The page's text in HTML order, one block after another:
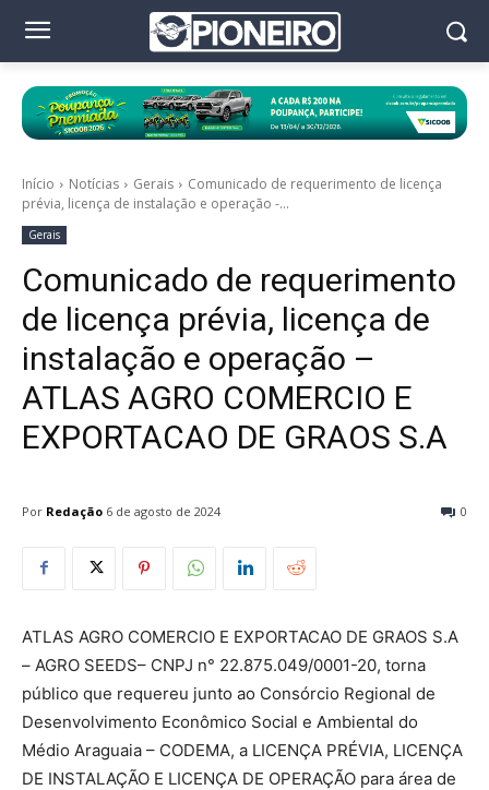
Início Notícias Gerais
Comunicado de requerimento de licença
prévia, licença de instalação e operação -...
Gerais
Comunicado de requerimento
de licença prévia, licença de
instalação e operação –
ATLAS AGRO COMERCIO E
EXPORTACAO DE GRAOS S.A
Por Redação 0
6 de agosto de 2024
ATLAS AGRO COMERCIO E EXPORTACAO DE GRAOS S.A
– AGRO SEEDS– CNPJ n° 22.875.049/0001-20, torna
público que requereu junto ao Consórcio Regional de
Desenvolvimento Econômico Social e Ambiental do
Médio Araguaia – CODEMA, a LICENÇA PRÉVIA, LICENÇA
DE INSTALAÇÃO E LICENÇA DE OPERAÇÃO para área de